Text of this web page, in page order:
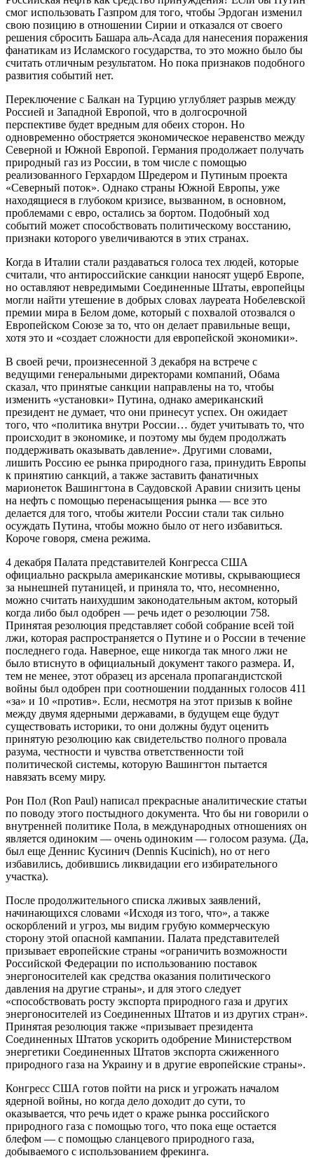
смог использовать Газпром для того, чтобы Эрдоган изменил
свою позицию в отношении Сирии и отказался от своего
решения сбросить Башара аль-Асада для нанесения поражения
фанатикам из Исламского государства, то это можно было бы
считать отличным результатом. Но пока признаков подобного
развития событий нет.
Переключение с Балкан на Турцию углубляет разрыв между
Россией и Западной Европой, что в долгосрочной
перспективе будет вредным для обеих сторон. Но
одновременно обостряется экономическое неравенство между
Северной и Южной Европой. Германия продолжает получать
природный газ из России, в том числе с помощью
реализованного Герхардом Шредером и Путиным проекта
«Северный поток». Однако страны Южной Европы, уже
находящиеся в глубоком кризисе, вызванном, в основном,
проблемами с евро, остались за бортом. Подобный ход
событий может способствовать политическому восстанию,
признаки которого увеличиваются в этих странах.
Когда в Италии стали раздаваться голоса тех людей, которые
считали, что антироссийские санкции наносят ущерб Европе,
но оставляют невредимыми Соединенные Штаты, европейцы
могли найти утешение в добрых словах лауреата Нобелевской
премии мира в Белом доме, который с похвалой отозвался о
Европейском Союзе за то, что он делает правильные вещи,
хотя это и «создает сложности для европейской экономики».
В своей речи, произнесенной 3 декабря на встрече с
ведущими генеральными директорами компаний, Обама
сказал, что принятые санкции направлены на то, чтобы
изменить «установки» Путина, однако американский
президент не думает, что они принесут успех. Он ожидает
того, что «политика внутри России… будет учитывать то, что
происходит в экономике, и поэтому мы будем продолжать
поддерживать оказывать давление». Другими словами,
лишить Россию ее рынка природного газа, принудить Европы
к принятию санкций, а также заставить фанатичных
марионеток Вашингтона в Саудовской Аравии снизить цены
на нефть с помощью перенасыщения рынка — все это
делается для того, чтобы жители России стали так сильно
осуждать Путина, чтобы можно было от него избавиться.
Короче говоря, смена режима.
4 декабря Палата представителей Конгресса США
официально раскрыла американские мотивы, скрывающиеся
за нынешней путаницей, и приняла то, что, несомненно,
можно считать наихудшим законодательным актом, который
когда либо был одобрен — речь идет о резолюции 758.
Принятая резолюция представляет собой собрание всей той
лжи, которая распространяется о Путине и о России в течение
последнего года. Наверное, еще никогда так много лжи не
было втиснуто в официальный документ такого размера. И,
тем не менее, этот образец из арсенала пропагандистской
войны был одобрен при соотношении подданных голосов 411
«за» и 10 «против». Если, несмотря на этот призыв к войне
между двумя ядерными державами, в будущем еще будут
существовать историки, то они должны будут оценить
принятую резолюцию как свидетельство полного провала
разума, честности и чувства ответственности той
политической системы, которую Вашингтон пытается
навязать всему миру.
Рон Пол (Ron Paul) написал прекрасные аналитические статьи
по поводу этого постыдного документа. Что бы ни говорили о
внутренней политике Пола, в международных отношениях он
является одиноким — очень одиноким — голосом разума. (Да,
был еще Деннис Кусинич (Dennis Kucinich), но от него
избавились, добившись ликвидации его избирательного
участка).
После продолжительного списка лживых заявлений,
начинающихся словами «Исходя из того, что», а также
оскорблений и угроз, мы видим грубую коммерческую
сторону этой опасной кампании. Палата представителей
призывает европейские страны «ограничить возможности
Российской Федерации по использованию поставок
энергоносителей как средства оказания политического
давления на другие страны», и для этого следует
«способствовать росту экспорта природного газа и других
энергоносителей из Соединенных Штатов и из других стран».
Принятая резолюция также «призывает президента
Соединенных Штатов ускорить одобрение Министерством
энергетики Соединенных Штатов экспорта сжиженного
природного газа на Украину и в другие европейские страны».
Конгресс США готов пойти на риск и угрожать началом
ядерной войны, но когда дело доходит до сути, то
оказывается, что речь идет о краже рынка российского
природного газа с помощью того, что пока еще остается
блефом — с помощью сланцевого природного газа,
добываемого с использованием фрекинга.